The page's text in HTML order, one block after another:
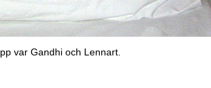
var Gandhi och Lennart.